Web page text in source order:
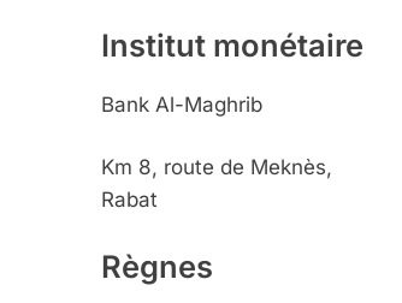
Institut monétaire
Bank Al-Maghrib
Km 8, route de Meknès,
Rabat
Règnes